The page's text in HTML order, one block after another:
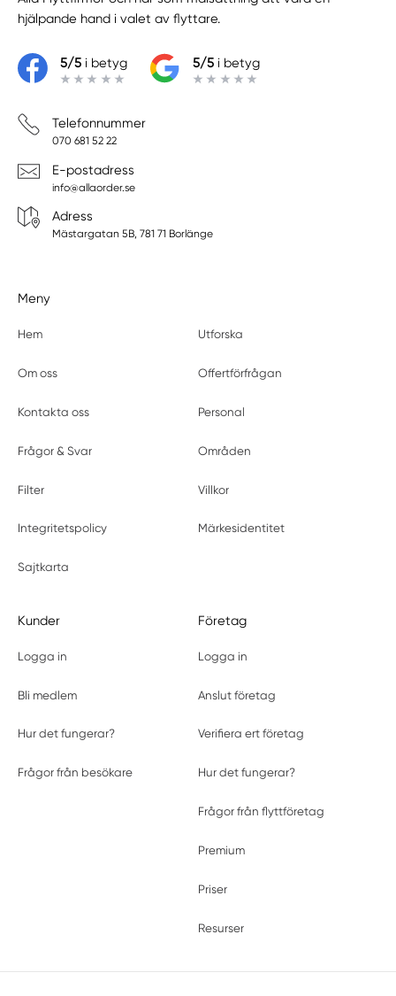
hjälpande hand i valet av flyttare.
5/5i betyg 5/5i betyg
Telefonnummer
070 681 52 22
E-postadress
info@allaorder.se
Adress
Mästargatan 5B, 781 71 Borlänge
Meny
Hem Utforska
Om oss Offertförfrågan
Kontakta oss Personal
Frågor & Svar Områden
Filter Villkor
Integritetspolicy Märkesidentitet
Sajtkarta
Kunder
Logga in
Bli medlem
Hur det fungerar?
Frågor från besökare
Företag
Logga in
Anslut företag
Verifiera ert företag
Hur det fungerar?
Frågor från flyttföretag
Premium
Priser
Resurser